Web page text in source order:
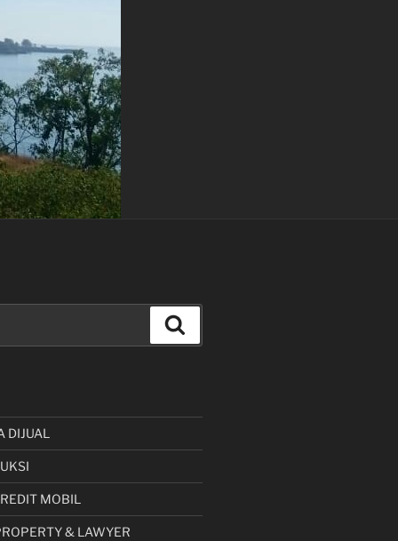
DIJUAL
MOBIL
& LAWYER